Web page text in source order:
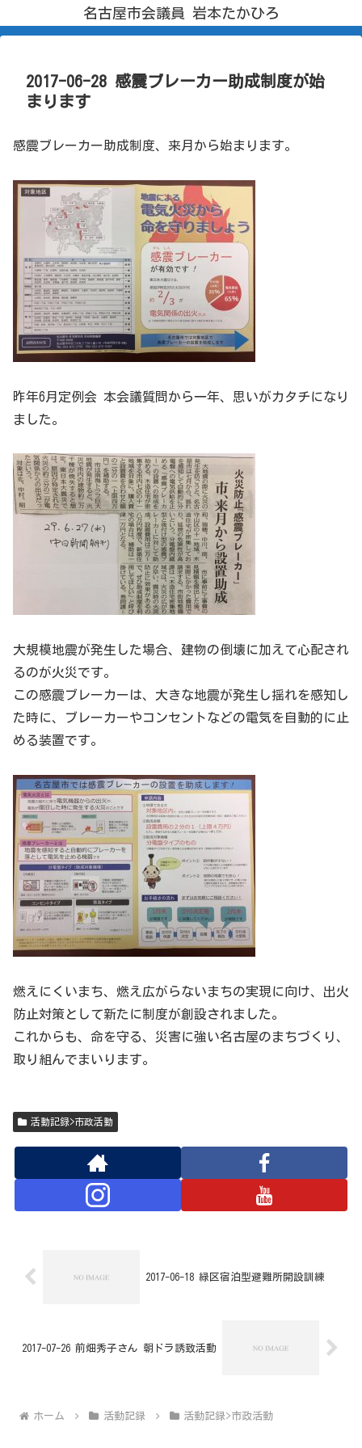
名古屋市会議員 岩本たかひろ
2017-06-28 感震ブレーカー助成制度が始
まります
感震ブレーカー助成制度、来月から始まります。
昨年6月定例会 本会議質問から一年、思いがカタチになり
ました。
大規模地震が発生した場合、建物の倒壊に加えて心配され
るのが火災です。
この感震ブレーカーは、大きな地震が発生し揺れを感知し
た時に、ブレーカーやコンセントなどの電気を自動的に止
める装置です。
燃えにくいまち、燃え広がらないまちの実現に向け、出火
防止対策として新たに制度が創設されました。
これからも、命を守る、災害に強い名古屋のまちづくり、
取り組んでまいります。
活動記録>市政活動
2017-06-18 緑区宿泊型避難所開設訓練
2017-07-26 前畑秀子さん 朝ドラ誘致活動
ホーム 活動記録 活動記録>市政活動